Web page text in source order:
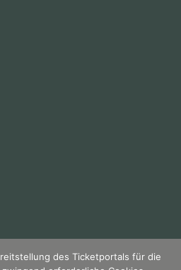
des Ticketportals für die